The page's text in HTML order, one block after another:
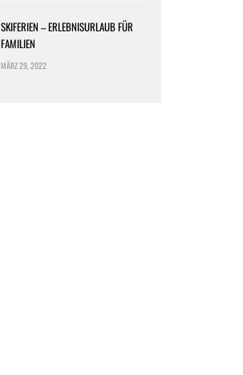
SKIFERIEN – ERLEBNISURLAUB FÜR
FAMILIEN
MÄRZ 29, 2022